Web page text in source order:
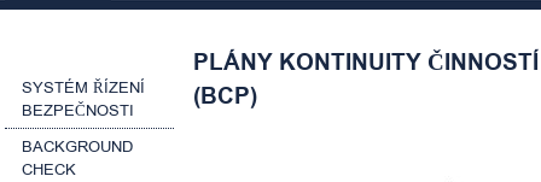
SYSTÉM ŘÍZENÍ
BEZPEČNOSTI
BACKGROUND
CHECK
PLÁNY KONTINUITY ČINNOSTÍ
(BCP)